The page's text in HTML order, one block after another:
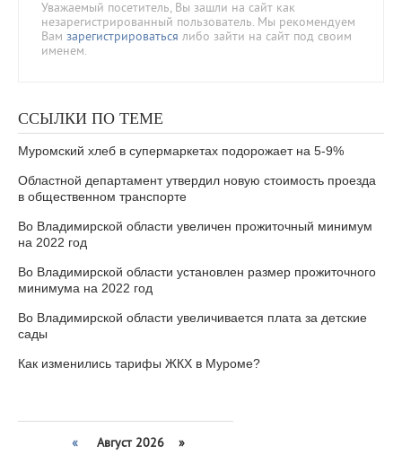
Уважаемый посетитель, Вы зашли на сайт как
незарегистрированный пользователь. Мы рекомендуем
Вам зарегистрироваться либо зайти на сайт под своим
именем.
ССЫЛКИ ПО ТЕМЕ
Муромский хлеб в супермаркетах подорожает на 5-9%
Областной департамент утвердил новую стоимость проезда
в общественном транспорте
Во Владимирской области увеличен прожиточный минимум
на 2022 год
Во Владимирской области установлен размер прожиточного
минимума на 2022 год
Во Владимирской области увеличивается плата за детские
сады
Как изменились тарифы ЖКХ в Муроме?
« Август 2026 »